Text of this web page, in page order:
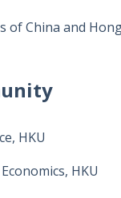
of China and
HKU
HKU